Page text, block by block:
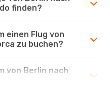
finden?
einen Flug von
zu buchen?
von Berlin nach